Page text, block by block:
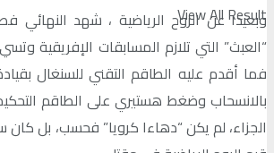
View All Result
وبعيدا عن الروح الرياضية ، شهد
“العبث” التي تلازم المسابقات الإفريقية
فما أقدم عليه الطاقم التقني للسنغال
بالانسحاب وضغط هستيري على الطاقم
الجزاء، لم يكن “دهاءا كرويا” فحسب، بل كان